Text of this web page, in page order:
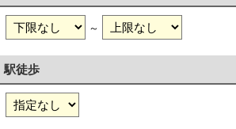
～
駅徒歩